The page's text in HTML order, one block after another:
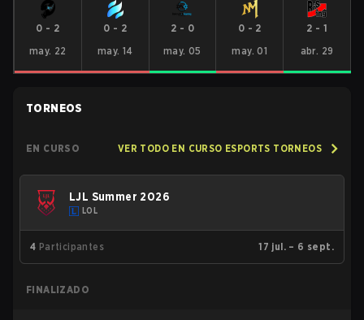
0 - 2
may. 22
0 - 2
may. 14
2 - 0
may. 05
0 - 2
may. 01
2 - 1
abr. 29
TORNEOS
EN CURSO VER TODO EN CURSO ESPORTS TORNEOS
LJL Summer 2026
LOL
4 Participantes 17 jul. – 6 sept.
FINALIZADO